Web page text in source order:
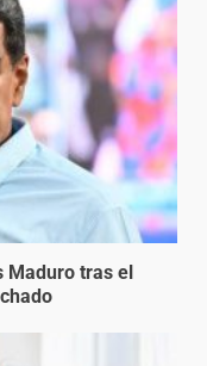
Maduro tras el